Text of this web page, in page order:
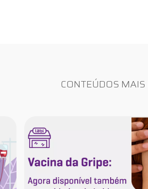
CONTEÚDOS MAIS